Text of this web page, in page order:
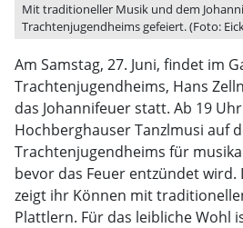
Mit traditioneller Musik und dem
Trachtenjugendheims gefeiert. (Foto:
Am Samstag, 27. Juni, findet im
Trachtenjugendheims, Hans
das Johannifeuer statt. Ab 19
Hochberghauser Tanzlmusi auf
Trachtenjugendheims für
bevor das Feuer entzündet wird.
zeigt ihr Können mit
Plattlern. Für das leibliche Wohl